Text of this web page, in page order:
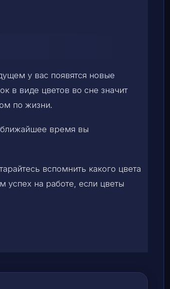
у вас появятся новые
в виде цветов во сне значит
по жизни.
ближайшее время вы
вспомнить какого цвета
на работе, если цветы